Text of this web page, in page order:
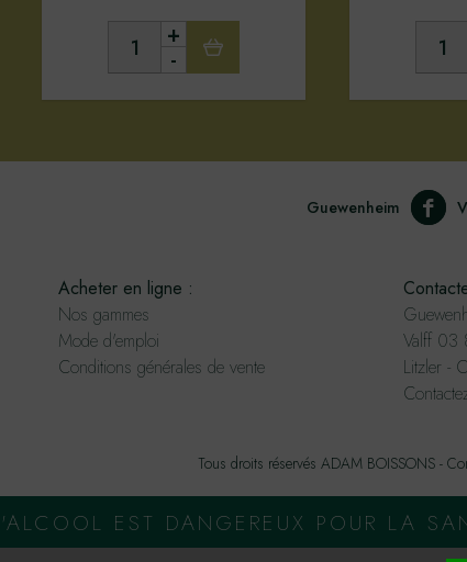
-
+
Guewenheim
Acheter en ligne :
Nos gammes
Mode d'emploi
Conditions générales de vente
Valff
Litzler -
Tous droits réservés ADAM BOISSONS -
EST DANGEREUX POUR LA